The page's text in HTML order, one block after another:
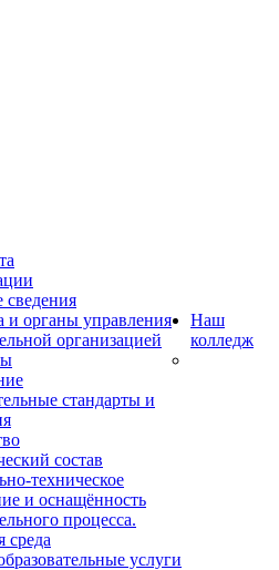
и органы управления
организацией
стандарты и
состав
техническое
и оснащённость
процесса.
среда
услуги
Наш
колледж